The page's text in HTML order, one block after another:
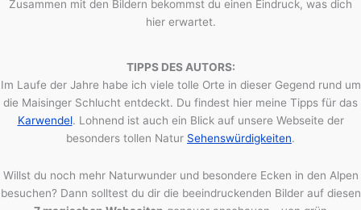
Zusammen mit den Bildern bekommst du einen Eindruck, was dich
hier erwartet.
TIPPS DES AUTORS:
Im Laufe der Jahre habe ich viele tolle Orte in dieser Gegend rund um
die Maisinger Schlucht entdeckt. Du findest hier meine Tipps für das
Karwendel. Lohnend ist auch ein Blick auf unsere Webseite der
besonders tollen Natur Sehenswürdigkeiten.
Willst du noch mehr Naturwunder und besondere Ecken in den Alpen
besuchen? Dann solltest du dir die beeindruckenden Bilder auf diesen